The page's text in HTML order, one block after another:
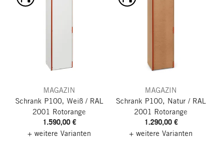
MAGAZIN
Schrank P100, Weiß / RAL
2001 Rotorange
Grundelement
1.590,00 €
+ weitere Varianten
MAGAZIN
Schrank P100, Natur / RAL
2001 Rotorange
Grundelement
1.290,00 €
+ weitere Varianten